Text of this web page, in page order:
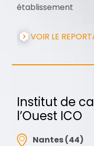
établissement
VOIR LE
Institut de
l’Ouest ICO
Nantes (44)